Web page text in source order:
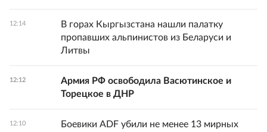
12:14
В горах Кыргызстана нашли палатку
пропавших альпинистов из Беларуси и
Литвы
12:12
Армия РФ освободила Васютинское и
Торецкое в ДНР
12:10
Боевики ADF убили не менее 13 мирных